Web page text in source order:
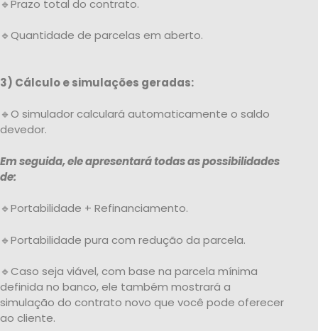
🔹Prazo total do contrato.
🔹Quantidade de parcelas em aberto.
3) Cálculo e simulações geradas:
🔹O simulador calculará automaticamente o saldo
devedor.
Em seguida, ele apresentará todas as possibilidades
de:
🔹Portabilidade + Refinanciamento.
🔹Portabilidade pura com redução da parcela.
🔹Caso seja viável, com base na parcela mínima
definida no banco, ele também mostrará a
simulação do contrato novo que você pode oferecer
ao cliente.